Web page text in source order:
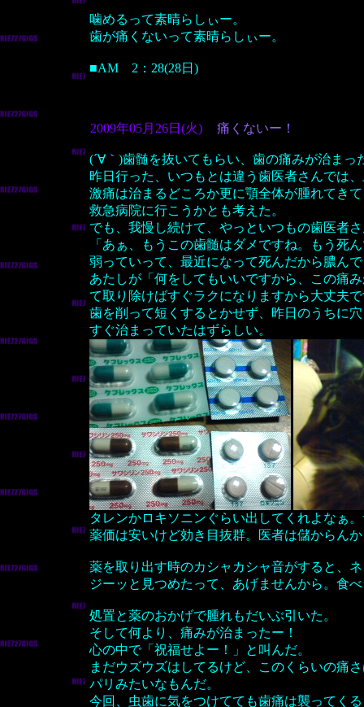
噛めるって素晴らしぃー。
歯が痛くないって素晴らしぃー。
■AM 2：28(28日)
2009年05月26日(火) 痛くないー！
(´∀｀)歯髄を抜いてもらい、歯の痛みが治まっ
昨日行った、いつもとは違う歯医者さんでは
激痛は治まるどころか更に顎全体が腫れてき
救急病院に行こうかとも考えた。
でも、我慢し続けて、やっといつもの歯医者
「あぁ、もうこの歯髄はダメですね。もう死
弱っていって、最近になって死んだから膿ん
あたしが「何をしてもいいですから、この痛
て取り除けばすぐラクになりますから大丈夫
歯を削って短くするとかせず、昨日のうちに
すぐ治まっていたはずらしい。
タレンかロキソニンぐらい出してくれよなぁ
薬価は安いけど効き目抜群。医者は儲からん
薬を取り出す時のカシャカシャ音がすると、
ジーッと見つめたって、あげませんから。食
処置と薬のおかげで腫れもだいぶ引いた。
そして何より、痛みが治まったー！
心の中で「祝福せよー！」と叫んだ。
まだウズウズはしてるけど、このくらいの痛
パリみたいなもんだ。
今回、虫歯に気をつけてても歯痛は襲ってく